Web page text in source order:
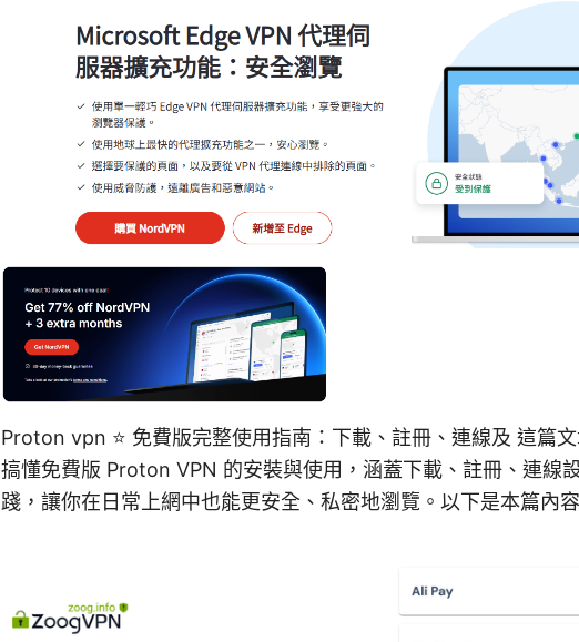
Proton vpn ⭐ 免費版完整使用指南：下載、註冊、連線及 這篇
搞懂免費版 Proton VPN 的安裝與使用，涵蓋下載、註冊、連線
踐，讓你在日常上網中也能更安全、私密地瀏覽。以下是本篇內